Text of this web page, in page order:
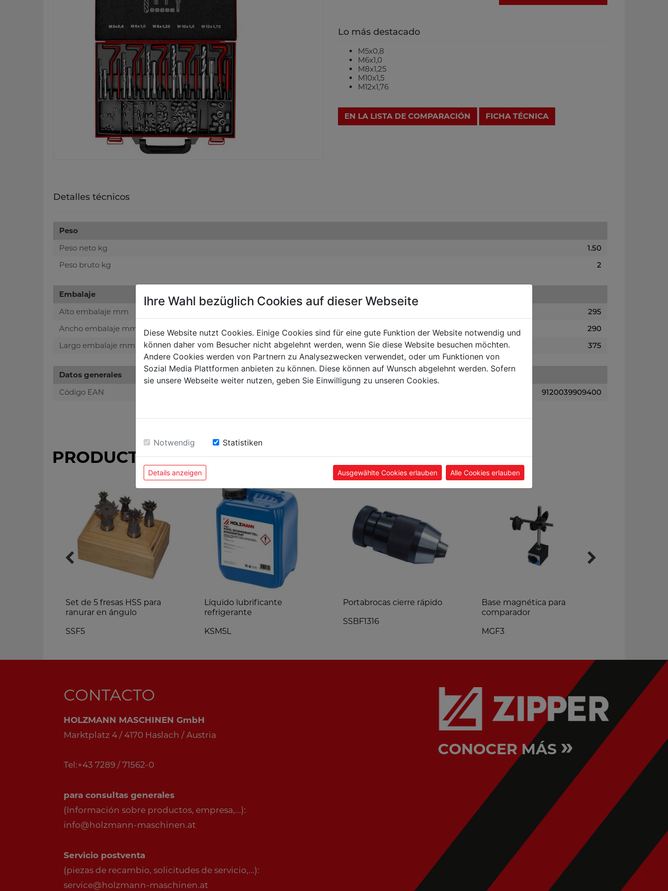
Lo más destacado
M5x0,8
M6x1,0
M8x1,25
M10x1,5
M12x1,76
EN LA LISTA DE COMPARACIÓN FICHA TÉCNICA
Detalles técnicos
Peso
Peso neto kg
1.50
Peso bruto kg
2
Embalaje
Alto embalaje mm
295
Ancho embalaje mm
290
Largo embalaje mm
375
Datos generales
Código EAN
9120039909400
PRODUCTOS MÁS POPULARES
Set de 5 fresas HSS para
ranurar en ángulo
SSF5
Líquido lubrificante
refrigerante
KSM5L
Portabrocas cierre rápido
SSBF1316
Base magnética para
comparador
MGF3
CONTACTO
HOLZMANN MASCHINEN GmbH
Marktplatz 4 / 4170 Haslach / Austria
Tel:+43 7289 / 71562-0
para consultas generales
(Información sobre productos, empresa,...):
info@holzmann-maschinen.at
Servicio postventa
(piezas de recambio, solicitudes de servicio,...):
service@holzmann-maschinen.at
CONOCER MÁS »
Ihre Wahl bezüglich Cookies auf dieser Webseite
Diese Website nutzt Cookies. Einige Cookies sind für eine gute Funktion der Website notwendig und
können daher vom Besucher nicht abgelehnt werden, wenn Sie diese Website besuchen möchten.
Andere Cookies werden von Partnern zu Analysezwecken verwendet, oder um Funktionen von
Sozial Media Plattformen anbieten zu können. Diese können auf Wunsch abgelehnt werden. Sofern
sie unsere Webseite weiter nutzen, geben Sie Einwilligung zu unseren Cookies.
Notwendig Statistiken
Details anzeigen Ausgewählte Cookies erlauben Alle Cookies erlauben